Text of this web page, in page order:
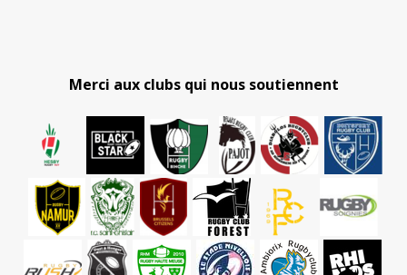
Merci aux clubs qui nous soutiennent